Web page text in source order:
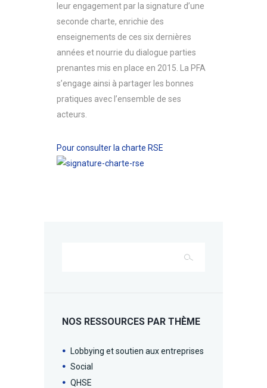
leur engagement par la signature d’une
seconde charte, enrichie des
enseignements de ces six dernières
années et nourrie du dialogue parties
prenantes mis en place en 2015. La PFA
s’engage ainsi à partager les bonnes
pratiques avec l’ensemble de ses
acteurs.
Pour consulter la charte RSE
NOS RESSOURCES PAR THÈME
Lobbying et soutien aux entreprises
Social
QHSE